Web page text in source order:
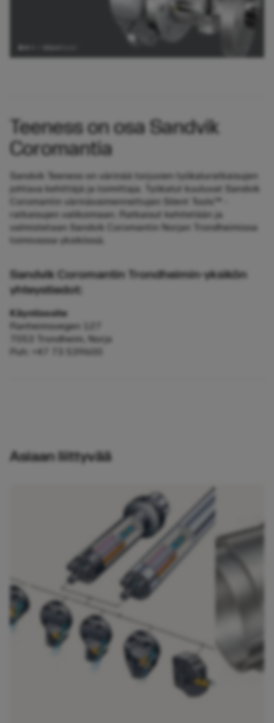
Teeness on osa Sandvik
Coromantia
Sandvik Teeness on värinää torjuvien työkaluratkaisujen
johtava kehittäjä ja toimittaja. Työkalut kuuluvat Sandvik
Coromantin värinävaimennettujen Silent Tools™ -
ratkaisujen valikoimaan. Ratkaisut kehitetään ja
valmistetaan Sandvik Coromantin Norjan Trondheimissa
toimivassa yksikössä.
Sandvik Coromantin Trondheimin-yksikön
yhteystiedot:
Käyntiosoite
Ranheimsvegen 127
7053 Trondheim, Norja
Puh: +47 73 539600
Asiaan liittyvää